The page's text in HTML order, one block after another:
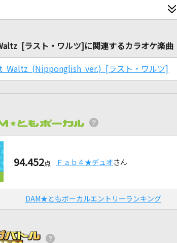
[ラスト・ワルツ]に関連するカラオケ楽曲
Waltz (Nipponglish ver.) [ラスト・ワルツ]
94.452点 Ｆａｂ４★デュオ さん
DAM★ともボーカルエントリーランキング